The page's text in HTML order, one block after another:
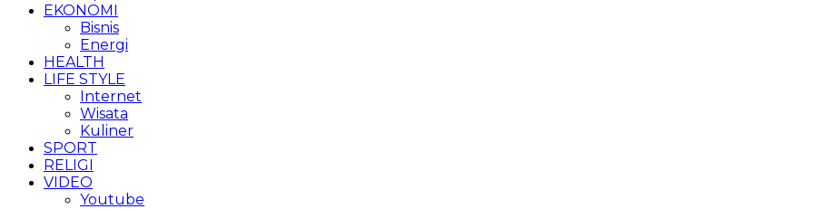
EKONOMI
Bisnis
Energi
HEALTH
LIFE STYLE
Internet
Wisata
Kuliner
SPORT
RELIGI
VIDEO
Youtube